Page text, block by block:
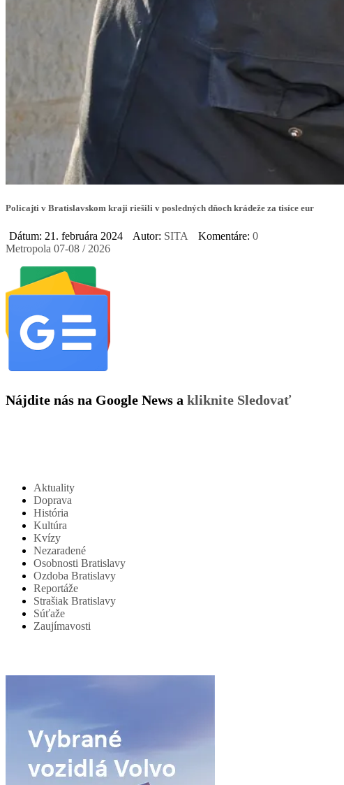
Policajti v Bratislavskom kraji riešili v posledných dňoch krádeže za tisíce eur
Dátum: 21. februára 2024 Autor: SITA Komentáre: 0
Metropola 07-08 / 2026
Nájdite nás na Google News a kliknite Sledovať
Aktuality
Doprava
História
Kultúra
Kvízy
Nezaradené
Osobnosti Bratislavy
Ozdoba Bratislavy
Reportáže
Strašiak Bratislavy
Súťaže
Zaujímavosti